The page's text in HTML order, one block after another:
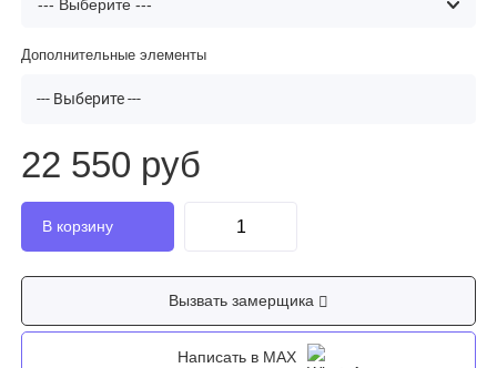
Дополнительные элементы
--- Выберите ---
22 550 руб
Вызвать замерщика
Написать в MAX